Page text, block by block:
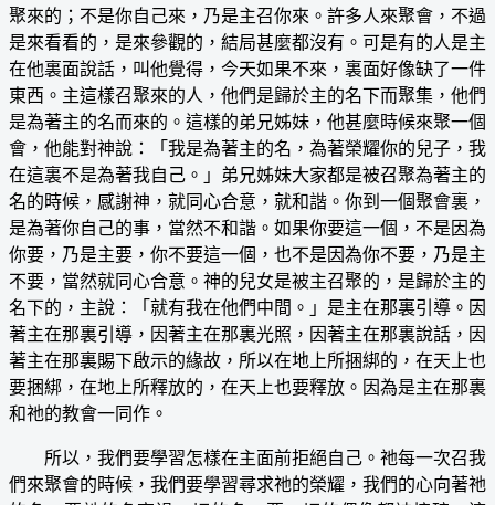
聚來的；不是你自己來，乃是主召你來。許多人來聚會，不過
是來看看的，是來參觀的，結局甚麼都沒有。可是有的人是主
在他裏面說話，叫他覺得，今天如果不來，裏面好像缺了一件
東西。主這樣召聚來的人，他們是歸於主的名下而聚集，他們
是為著主的名而來的。這樣的弟兄姊妹，他甚麼時候來聚一個
會，他能對神說：「我是為著主的名，為著榮耀你的兒子，我
在這裏不是為著我自己。」弟兄姊妹大家都是被召聚為著主的
名的時候，感謝神，就同心合意，就和諧。你到一個聚會裏，
是為著你自己的事，當然不和諧。如果你要這一個，不是因為
你要，乃是主要，你不要這一個，也不是因為你不要，乃是主
不要，當然就同心合意。神的兒女是被主召聚的，是歸於主的
名下的，主說：「就有我在他們中間。」是主在那裏引導。因
著主在那裏引導，因著主在那裏光照，因著主在那裏說話，因
著主在那裏賜下啟示的緣故，所以在地上所捆綁的，在天上也
要捆綁，在地上所釋放的，在天上也要釋放。因為是主在那裏
和祂的教會一同作。
所以，我們要學習怎樣在主面前拒絕自己。祂每一次召我
們來聚會的時候，我們要學習尋求祂的榮耀，我們的心向著祂